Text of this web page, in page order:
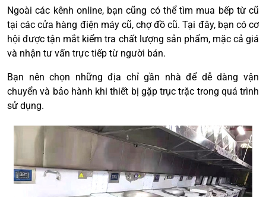
Ngoài các kênh online, bạn cũng có thể tìm mua bếp từ cũ
tại các cửa hàng điện máy cũ, chợ đồ cũ. Tại đây, bạn có cơ
hội được tận mắt kiểm tra chất lượng sản phẩm, mặc cả giá
và nhận tư vấn trực tiếp từ người bán.
Bạn nên chọn những địa chỉ gần nhà để dễ dàng vận
chuyển và bảo hành khi thiết bị gặp trục trặc trong quá trình
sử dụng.